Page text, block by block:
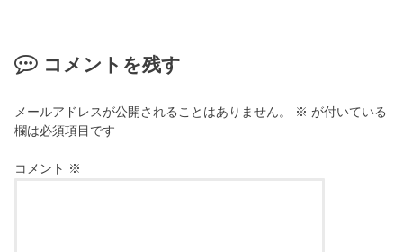
コメントを残す
メールアドレスが公開されることはありません。 ※ が付いている
欄は必須項目です
コメント ※